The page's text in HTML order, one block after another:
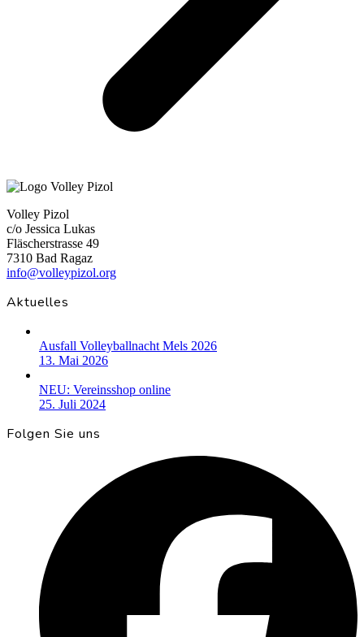
Volley Pizol
c/o Jessica Lukas
Fläscherstrasse 49
7310 Bad Ragaz
info@volleypizol.org
Aktuelles
Ausfall Volleyballnacht Mels 2026
13. Mai 2026
NEU: Vereinsshop online
25. Juli 2024
Folgen Sie uns